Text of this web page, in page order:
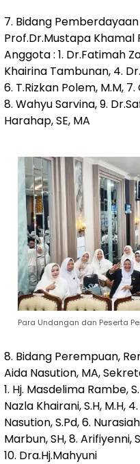
7. Bidang
Prof.Dr.Mustapa Khamal
Anggota : 1. Dr.Fatimah
Khairina Tambunan, 4.
6. T.Rizkan Polem, M.M,
8. Wahyu Sarvina, 9.
Harahap, SE, MA
Para Undangan dan Peserta
8. Bidang Perempuan,
Aida Nasution, MA,
1. Hj. Masdelima Rambe,
Nazla Khairani, S.H, M.H,
Nasution, S.Pd, 6.
Marbun, SH, 8. Arifiyenni,
10. Dra.Hj.Mahyuni